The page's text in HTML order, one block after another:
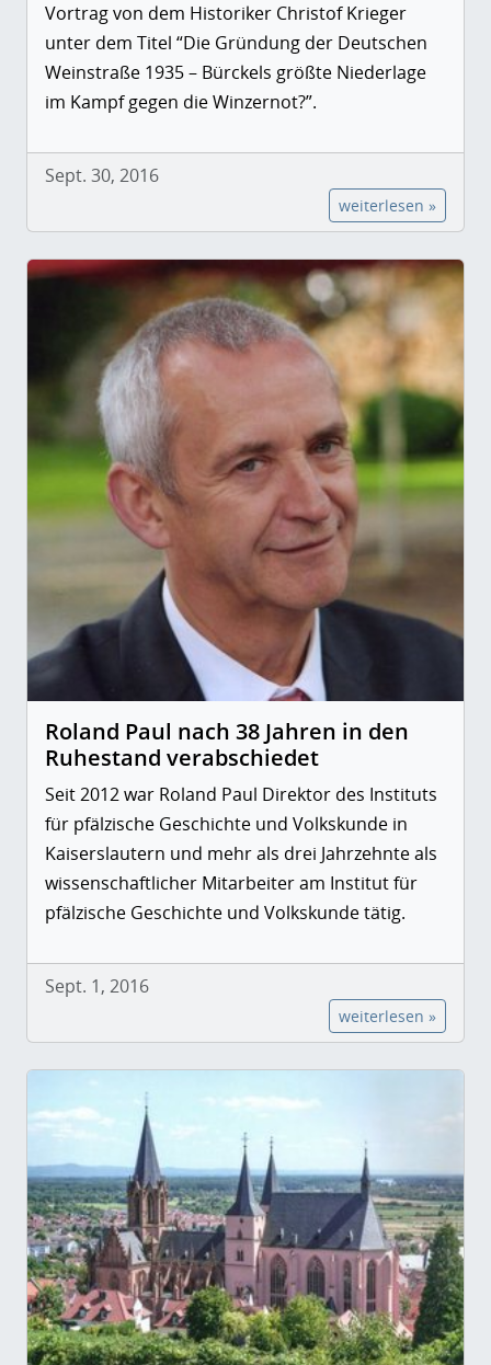
Vortrag von dem Historiker Christof Krieger
unter dem Titel “Die Gründung der Deutschen
Weinstraße 1935 – Bürckels größte Niederlage
im Kampf gegen die Winzernot?”.
Sept. 30, 2016
weiterlesen »
Roland Paul nach 38 Jahren in den
Ruhestand verabschiedet
Seit 2012 war Roland Paul Direktor des Instituts
für pfälzische Geschichte und Volkskunde in
Kaiserslautern und mehr als drei Jahrzehnte als
wissenschaftlicher Mitarbeiter am Institut für
pfälzische Geschichte und Volkskunde tätig.
Sept. 1, 2016
weiterlesen »